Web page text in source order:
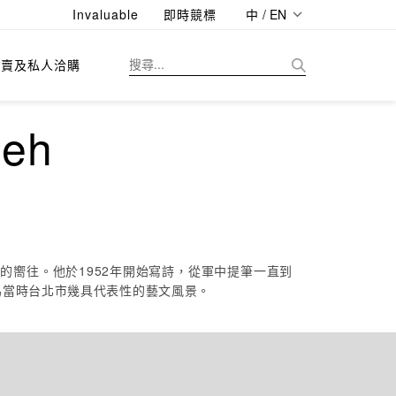
Invaluable 即時競標 中 / EN
及私人洽購
嚮往。他於1952年開始寫詩，從軍中提筆一直到
時台北市幾具代表性的藝文風景。